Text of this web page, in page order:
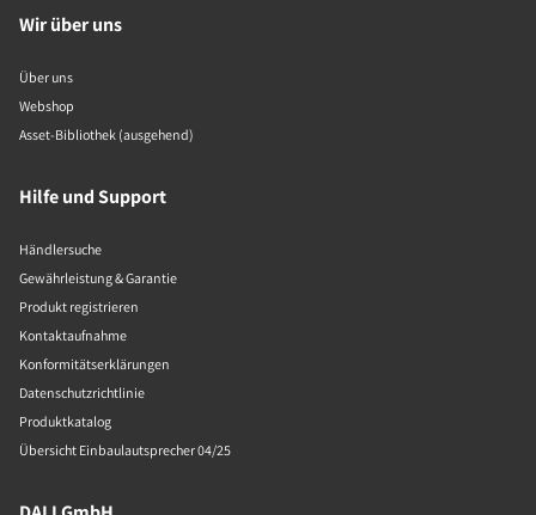
Wir über uns
Über uns
Webshop
Asset-Bibliothek (ausgehend)
Hilfe und Support
Händlersuche
Gewährleistung & Garantie
Produkt registrieren
Kontaktaufnahme
Konformitätserklärungen
Datenschutzrichtlinie
Produktkatalog
Übersicht Einbaulautsprecher 04/25